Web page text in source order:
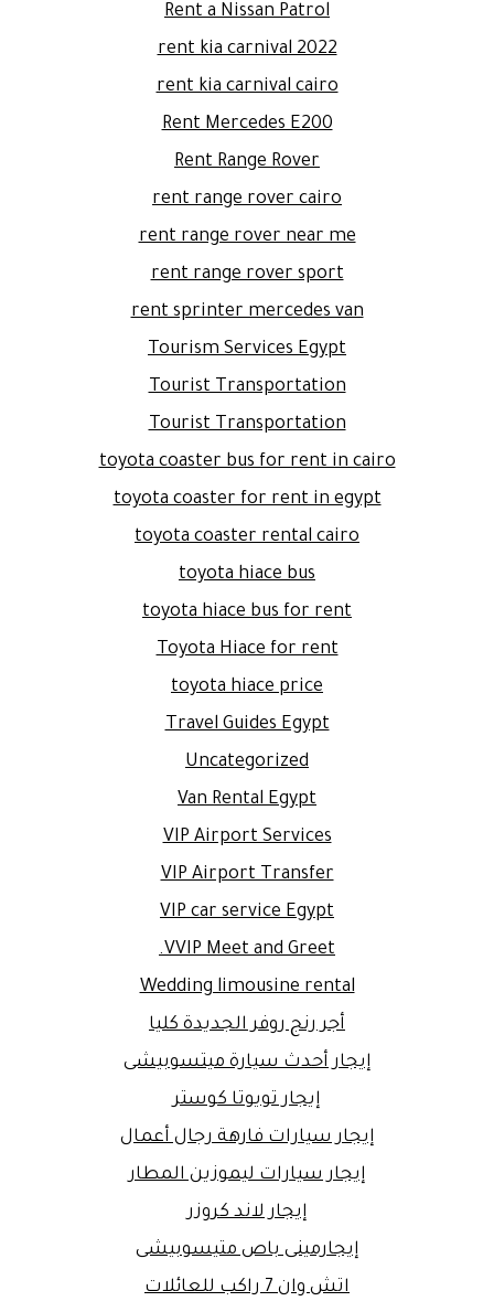
Rent a Nissan Patrol
rent kia carnival 2022
rent kia carnival cairo
Rent Mercedes E200
Rent Range Rover
rent range rover cairo
rent range rover near me
rent range rover sport
rent sprinter mercedes van
Tourism Services Egypt
Tourist Transportation
Tourist Transportation
toyota coaster bus for rent in cairo
toyota coaster for rent in egypt
toyota coaster rental cairo
toyota hiace bus
toyota hiace bus for rent
Toyota Hiace for rent
toyota hiace price
Travel Guides Egypt
Uncategorized
Van Rental Egypt
VIP Airport Services
VIP Airport Transfer
VIP car service Egypt
VVIP Meet and Greet.
Wedding limousine rental
أجر رنج روفر الجديدة كليا
إيجار أحدث سيارة ميتسوبيشى
إيجار تويوتا كوستر
إيجار سيارات فارهة رجال أعمال
إيجار سيارات ليموزين المطار
إيجار لاند كروزر
إيجارمينى باص متيسوبيشى
اتش وان 7 راكب للعائلات